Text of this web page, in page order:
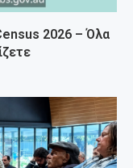
2026 – Όλα